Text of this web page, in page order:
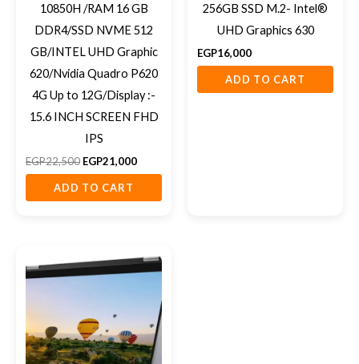
10850H /RAM 16 GB
DDR4/SSD NVME 512
GB/INTEL UHD Graphic
620/Nvidia Quadro P620
4G Up to 12G/Display :-
15.6 INCH SCREEN FHD
IPS
EGP22,500 EGP21,000
ADD TO CART
256GB SSD M.2- Intel®
UHD Graphics 630
EGP16,000
ADD TO CART